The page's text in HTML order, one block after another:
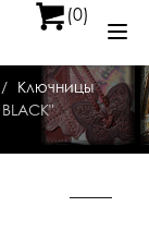
(0)
Ключницы